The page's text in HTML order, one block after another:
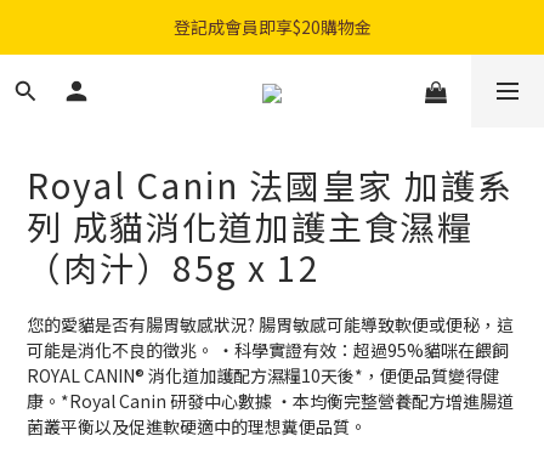
購物滿$300免費順豐智能櫃｜$450免費送貨上門
登記成會員即享$20購物金
購物滿$300免費順豐智能櫃｜$450免費送貨上門
Royal Canin 法國皇家 加護系
列 成貓消化道加護主食濕糧
（肉汁）85g x 12
您的愛貓是否有腸胃敏感狀況? 腸胃敏感可能導致軟便或便秘，這
可能是消化不良的徵兆。 ・科學實證有效：超過95%貓咪在餵飼
ROYAL CANIN® 消化道加護配方濕糧10天後*，便便品質變得健
康。*Royal Canin 研發中心數據 ・本均衡完整營養配方增進腸道
菌叢平衡以及促進軟硬適中的理想糞便品質。